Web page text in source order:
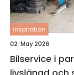
inspiration
02. May 2026
Bilservice i partille så maxar